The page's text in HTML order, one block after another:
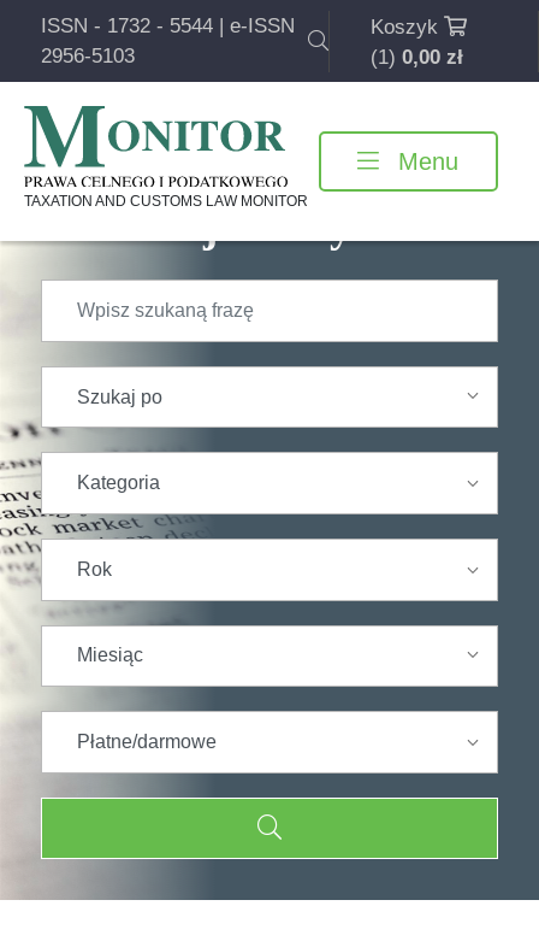
Pomiń
nawigację
ISSN - 1732 - 5544 | e-ISSN
2956-5103
Koszyk
(1) 0,00 zł
TAXATION AND CUSTOMS LAW MONITOR
Menu